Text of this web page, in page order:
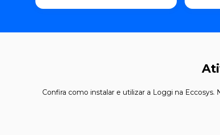
Confira como instalar e utilizar a Loggi na